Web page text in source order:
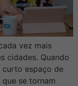
vez mais
cidades. Quando
curto espaço de
se tornam